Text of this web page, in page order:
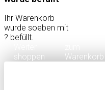
Ihr Warenkorb
wurde soeben mit
? befüllt.
shoppen
Warenkorb